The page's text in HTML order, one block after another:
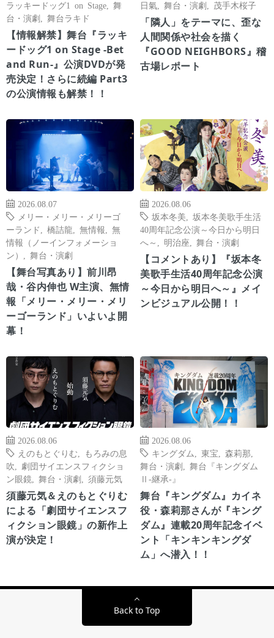
ラッキードッグ1 on Stage
舞
台・演劇
舞台ラキド
【情報解禁】舞台『ラッキ
ードッグ1 on Stage -Bet
and Run-』公演DVDが発
売決定！さらに続編 Part3
の公演情報も解禁！！
日氣
舞台・演劇 茂手木桜子
「隣人」をテーマに、歪な
人間関係や社会を描く
『GOOD NEIGHBORS』稽
古場レポート
2026.08.07
メリー・メリー・メリーゴ
ーランド
橋詰龍 無情報
無
情報（ノーインフォメーショ
ン）
舞台・演劇
【舞台写真あり】前川昂
哉・谷内伸也 W主演、無情
報「メリー・メリー・メリ
ーゴーランド」いよいよ開
幕！
2026.08.06
坂本冬美
坂本冬美歌手生活
40周年記念公演～今日から明日
へ～
明治座 舞台・演劇
【コメントあり】『坂本冬
美歌手生活40周年記念公演
～今日から明日へ～』メイ
ンビジュアル公開！！
2026.08.06
えのもとぐりむ
もろみの息
吹
劇団サイエンスフィクショ
ン眼鏡
舞台・演劇 須藤元気
須藤元気＆えのもとぐりむ
による「劇団サイエンスフ
ィクション眼鏡」の新作上
演が決定！
2026.08.06
キングダム
東宝 森莉那
舞台・演劇
舞台『キングダム
Ⅱ-継承-』
舞台『キングダム』カイネ
役・森莉那さんが『キング
ダム』連載20周年記念イベ
ント「キンキンキングダ
ム」へ潜入！！
Back to Top